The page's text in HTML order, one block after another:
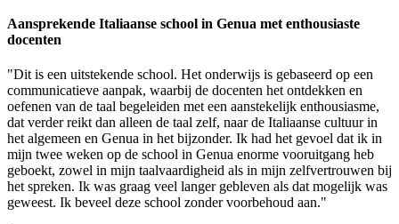
Aansprekende Italiaanse school in Genua met enthousiaste
docenten
"Dit is een uitstekende school. Het onderwijs is gebaseerd op een
communicatieve aanpak, waarbij de docenten het ontdekken en
oefenen van de taal begeleiden met een aanstekelijk enthousiasme,
dat verder reikt dan alleen de taal zelf, naar de Italiaanse cultuur in
het algemeen en Genua in het bijzonder. Ik had het gevoel dat ik in
mijn twee weken op de school in Genua enorme vooruitgang heb
geboekt, zowel in mijn taalvaardigheid als in mijn zelfvertrouwen bij
het spreken. Ik was graag veel langer gebleven als dat mogelijk was
geweest. Ik beveel deze school zonder voorbehoud aan."